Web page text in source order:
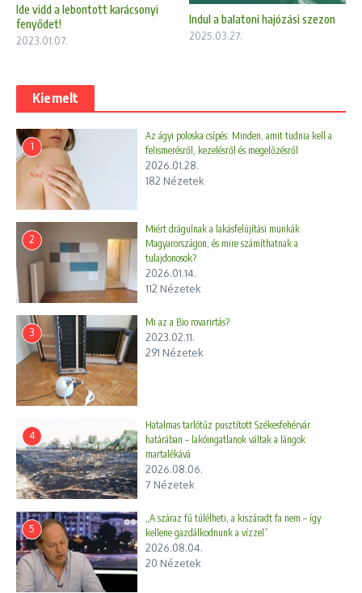
Ide vidd a lebontott karácsonyi
fenyődet!
2023.01.07.
Indul a balatoni hajózási szezon
2025.03.27.
Kiemelt
1
Az ágyi poloska csípés: Minden, amit tudnia kell a
felismerésről, kezelésről és megelőzésről
2026.01.28.
182 Nézetek
2
Miért drágulnak a lakásfelújítási munkák
Magyarországon, és mire számíthatnak a
tulajdonosok?
2026.01.14.
112 Nézetek
3
Mi az a Bio rovarirtás?
2023.02.11.
291 Nézetek
4
Hatalmas tarlótűz pusztított Székesfehérvár
határában – lakóingatlanok váltak a lángok
martalékává
2026.08.06.
7 Nézetek
5
„A száraz fű túlélheti, a kiszáradt fa nem – így
kellene gazdálkodnunk a vízzel”
2026.08.04.
20 Nézetek